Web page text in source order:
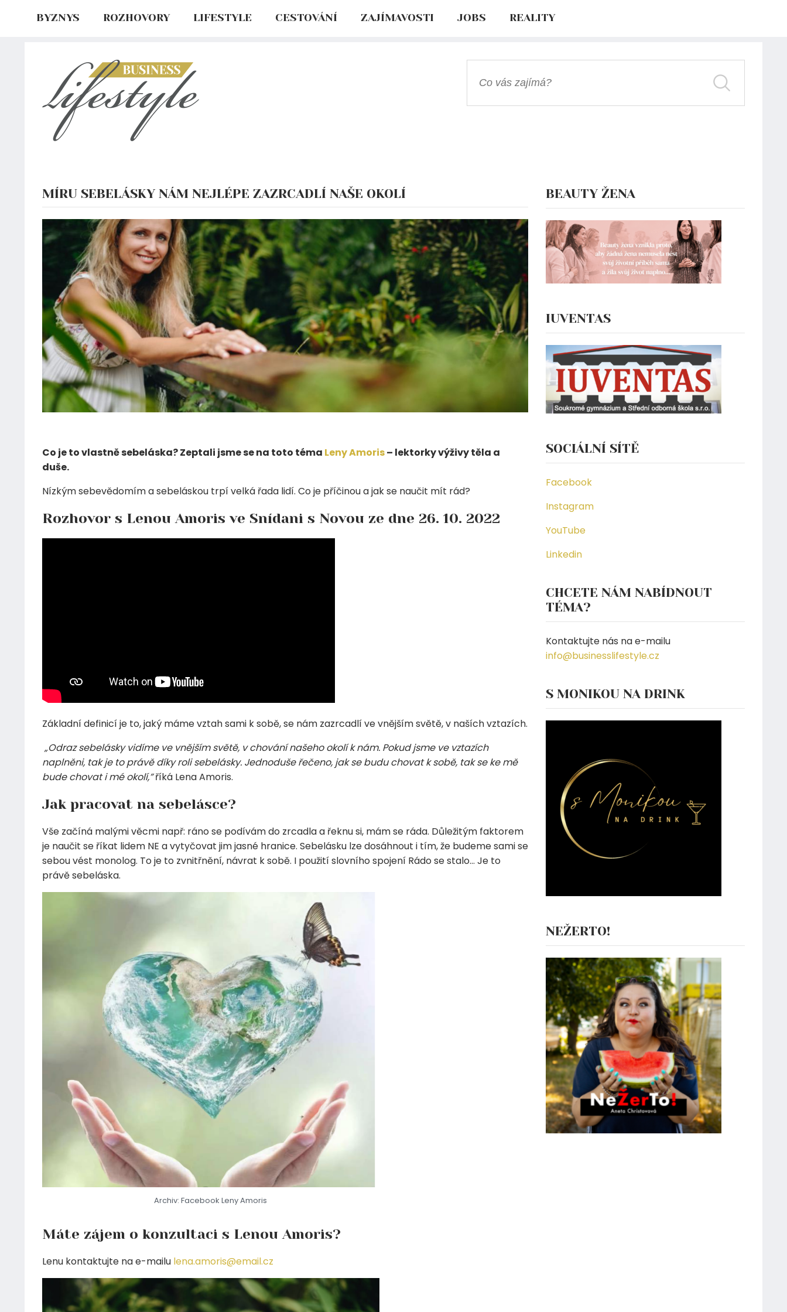
BYZNYS ROZHOVORY LIFESTYLE CESTOVÁNÍ ZAJÍMAVOSTI JOBS REALITY
MÍRU SEBELÁSKY NÁM NEJLÉPE ZAZRCADLÍ NAŠE OKOLÍ
Co je to vlastně sebeláska? Zeptali jsme se na toto téma Leny Amoris– lektorky výživy těla a
duše.
Nízkým sebevědomím a sebeláskou trpí velká řada lidí. Co je příčinou a jak se naučit mít rád?
Rozhovor s Lenou Amoris ve Snídani s Novou ze dne 26. 10. 2022
Základní definicí je to, jaký máme vztah sami k sobě, se nám zazrcadlí ve vnějším světě, v naších vztazích.
„Odraz sebelásky vidíme ve vnějším světě, v chování našeho okolí k nám. Pokud jsme ve vztazích
naplněni, tak je to právě díky roli sebelásky. Jednoduše řečeno, jak se budu chovat k sobě, tak se ke mě
bude chovat i mé okolí,”říká Lena Amoris.
Jak pracovat na sebelásce?
Vše začíná malými věcmi např: ráno se podívám do zrcadla a řeknu si, mám se ráda. Důležitým faktorem
je naučit se říkat lidem NE a vytyčovat jim jasné hranice. Sebelásku lze dosáhnout i tím, že budeme sami se
sebou vést monolog. To je to zvnitřnění, návrat k sobě. I použití slovního spojení Rádo se stalo… Je to
právě sebeláska.
Archiv: Facebook Leny Amoris
Máte zájem o konzultaci s Lenou Amoris?
Lenu kontaktujte na e-mailu lena.amoris@email.cz
BEAUTY ŽENA
IUVENTAS
SOCIÁLNÍ SÍTĚ
Facebook
Instagram
YouTube
Linkedin
CHCETE NÁM NABÍDNOUT
TÉMA?
Kontaktujte nás na e-mailu
info@businesslifestyle.cz
S MONIKOU NA DRINK
NEŽERTO!